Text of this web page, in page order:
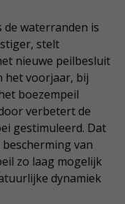
waterranden is
stelt
nieuwe peilbesluit
het voorjaar, bij
boezempeil
verbetert de
gestimuleerd. Dat
van
zo laag mogelijk
dynamiek